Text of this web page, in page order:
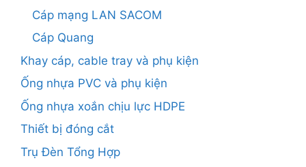
Cáp mạng LAN SACOM
Cáp Quang
Khay cáp, cable tray và phụ kiện
Ống nhựa PVC và phụ kiện
Ống nhựa xoắn chịu lực HDPE
Thiết bị đóng cắt
Trụ Đèn Tổng Hợp